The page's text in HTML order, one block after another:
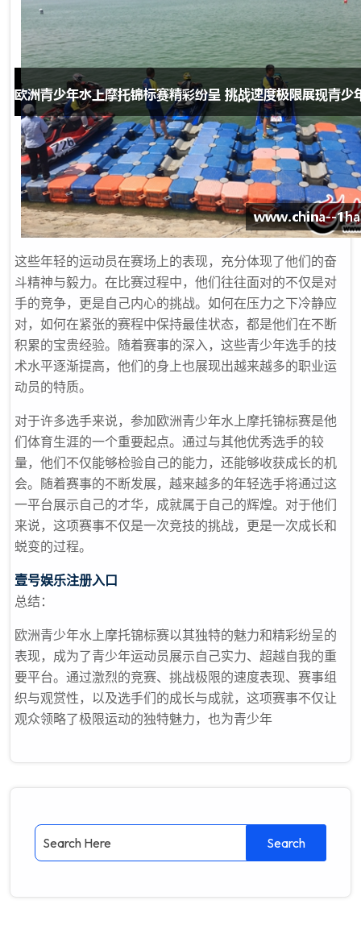
这些年轻的运动员在赛场上的表现，充分体现了他们的奋
斗精神与毅力。在比赛过程中，他们往往面对的不仅是对
手的竞争，更是自己内心的挑战。如何在压力之下冷静应
对，如何在紧张的赛程中保持最佳状态，都是他们在不断
积累的宝贵经验。随着赛事的深入，这些青少年选手的技
术水平逐渐提高，他们的身上也展现出越来越多的职业运
动员的特质。
对于许多选手来说，参加欧洲青少年水上摩托锦标赛是他
们体育生涯的一个重要起点。通过与其他优秀选手的较
量，他们不仅能够检验自己的能力，还能够收获成长的机
会。随着赛事的不断发展，越来越多的年轻选手将通过这
一平台展示自己的才华，成就属于自己的辉煌。对于他们
来说，这项赛事不仅是一次竞技的挑战，更是一次成长和
蜕变的过程。
壹号娱乐注册入口
总结：
欧洲青少年水上摩托锦标赛以其独特的魅力和精彩纷呈的
表现，成为了青少年运动员展示自己实力、超越自我的重
要平台。通过激烈的竞赛、挑战极限的速度表现、赛事组
织与观赏性，以及选手们的成长与成就，这项赛事不仅让
观众领略了极限运动的独特魅力，也为青少年